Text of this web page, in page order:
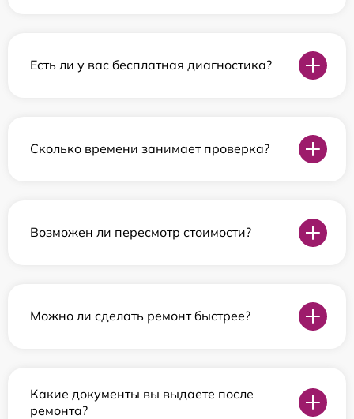
Есть ли у вас бесплатная диагностика?
Сколько времени занимает проверка?
Возможен ли пересмотр стоимости?
Можно ли сделать ремонт быстрее?
Какие документы вы выдаете после
ремонта?